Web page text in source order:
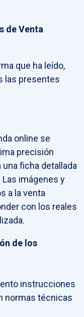
de Venta
que ha leído,
las presentes
online se
precisión
ficha detallada
imágenes y
a la venta
con los reales
de los
instrucciones
normas técnicas